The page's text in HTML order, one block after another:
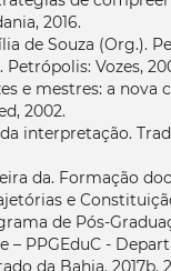
2016.
de Souza (Org.).
Petrópolis: Vozes,
e mestres: a
2002.
da interpretação.
da. Formação
e
de Pós-
– PPGEduC -
da Bahia. 2017b.